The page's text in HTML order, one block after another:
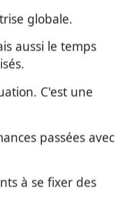
globale.
aussi le temps
C'est une
passées avec
à se fixer des